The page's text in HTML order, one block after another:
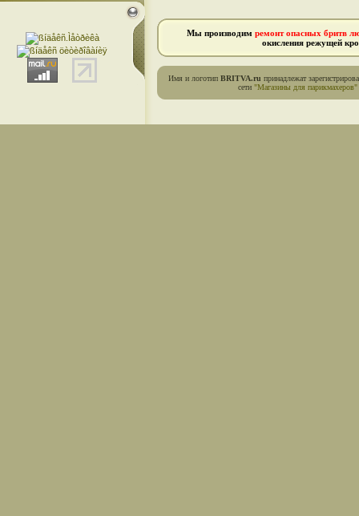
Мы производим ремонт опасных бритв
окисления режущей
Имя и логотип BRITVA.ru принадлежат
сети "Магазины для парикмахеров"